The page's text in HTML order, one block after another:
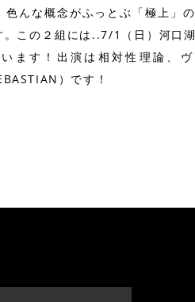
んな概念がふっとぶ「極上」
この２組には..7/1（日）河口
ます！出演は相対性理論、
）です！